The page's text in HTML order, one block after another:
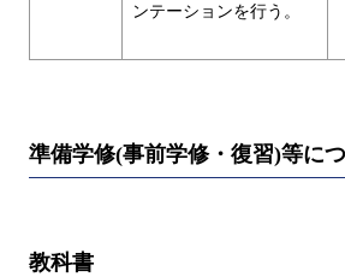
ンテーションを行う。
準備学修(事前学修・復習)等に
教科書